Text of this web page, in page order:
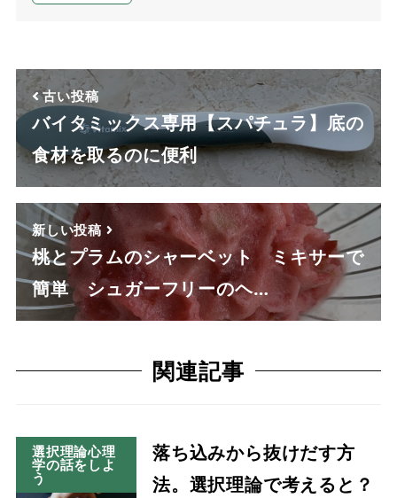
古い投稿
バイタミックス専用【スパチュラ】底の
食材を取るのに便利
新しい投稿
桃とプラムのシャーベット ミキサーで
簡単 シュガーフリーのヘ…
関連記事
選択理論心理
学の話をしよ
う
落ち込みから抜けだす方
法。選択理論で考えると？